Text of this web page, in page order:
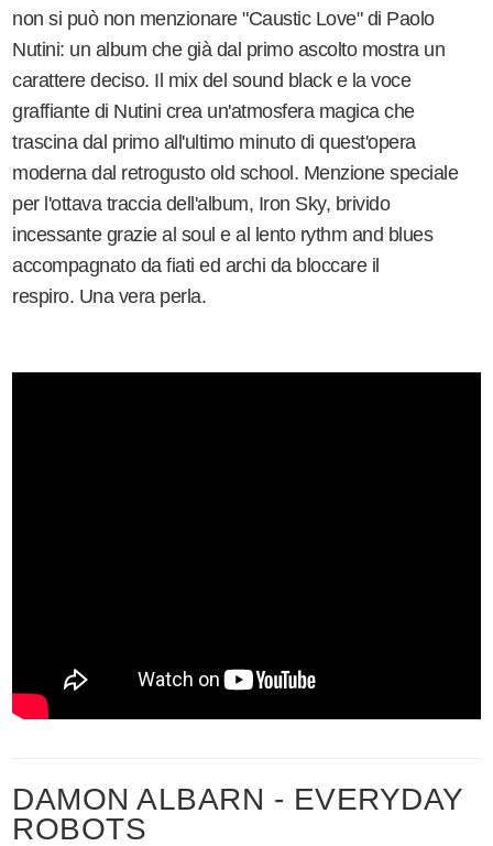
non si può non menzionare "Caustic Love" di Paolo
Nutini: un album che già dal primo ascolto mostra un
carattere deciso. Il mix del sound black e la voce
graffiante di Nutini crea un'atmosfera magica che
trascina dal primo all'ultimo minuto di quest'opera
moderna dal retrogusto old school. Menzione speciale
per l'ottava traccia dell'album, Iron Sky, brivido
incessante grazie al soul e al lento rythm and blues
accompagnato da fiati ed archi da bloccare il
respiro. Una vera perla.
DAMON ALBARN - EVERYDAY
ROBOTS